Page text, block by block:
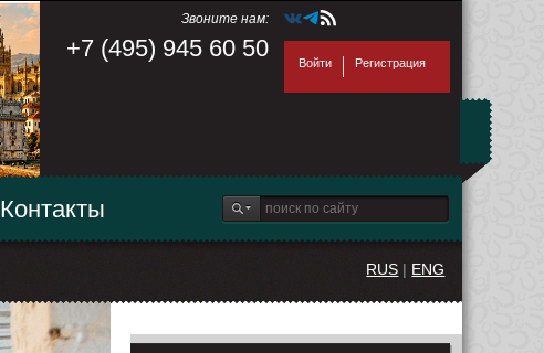
Звоните нам:
+7 (495) 945 60 50
Войти Регистрация
Контакты
RUS | ENG